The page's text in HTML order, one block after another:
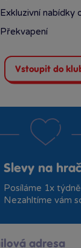
Exkluzivní nabídky
Překvapení
Vstoupit do
Slevy na
Posíláme 1x
Nezahltíme vám